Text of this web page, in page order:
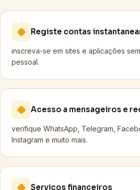
Registe contas
inscreva-se em sites e aplicações
pessoal.
Acesso a mensageiros e
verifique WhatsApp, Telegram,
Instagram e muito mais.
Serviços financeiros